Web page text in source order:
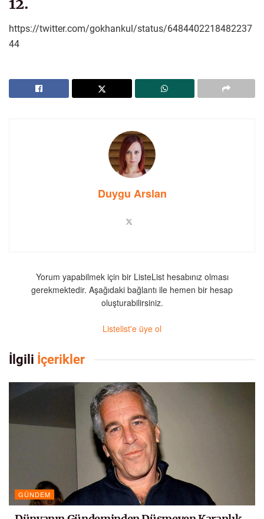
https://twitter.com/gokhankul/status/6484402218482237
44
Duygu Arslan
Yorum yapabilmek için bir ListeList hesabınız olması
gerekmektedir. Aşağıdaki bağlantı ile hemen bir hesap
oluşturabilirsiniz.
Listelist'e üye ol
İlgili İçerikler
GÜNDEM